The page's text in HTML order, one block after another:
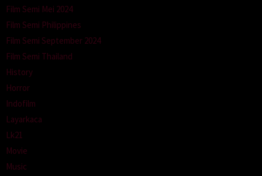
Film Semi Mei 2024
Film Semi Philippines
Film Semi September 2024
Film Semi Thailand
History
Horror
Indofilm
Layarkaca
Lk21
Movie
Music